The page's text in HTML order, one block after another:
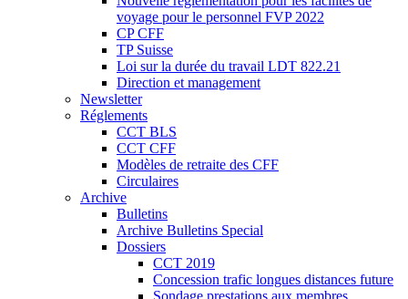
voyage pour le personnel FVP 2022
CP CFF
TP Suisse
Loi sur la durée du travail LDT 822.21
Direction et management
Newsletter
Réglements
CCT BLS
CCT CFF
Modèles de retraite des CFF
Circulaires
Archive
Bulletins
Archive Bulletins Special
Dossiers
CCT 2019
Concession trafic longues distances future
Sondage prestations aux membres